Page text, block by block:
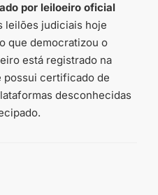
por leiloeiro oficial
leilões judiciais hoje
que democratizou o
está registrado na
possui certificado de
desconhecidas